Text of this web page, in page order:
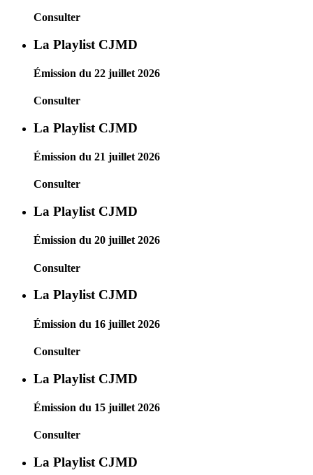
Consulter
La Playlist CJMD
Émission du 22 juillet 2026
Consulter
La Playlist CJMD
Émission du 21 juillet 2026
Consulter
La Playlist CJMD
Émission du 20 juillet 2026
Consulter
La Playlist CJMD
Émission du 16 juillet 2026
Consulter
La Playlist CJMD
Émission du 15 juillet 2026
Consulter
La Playlist CJMD